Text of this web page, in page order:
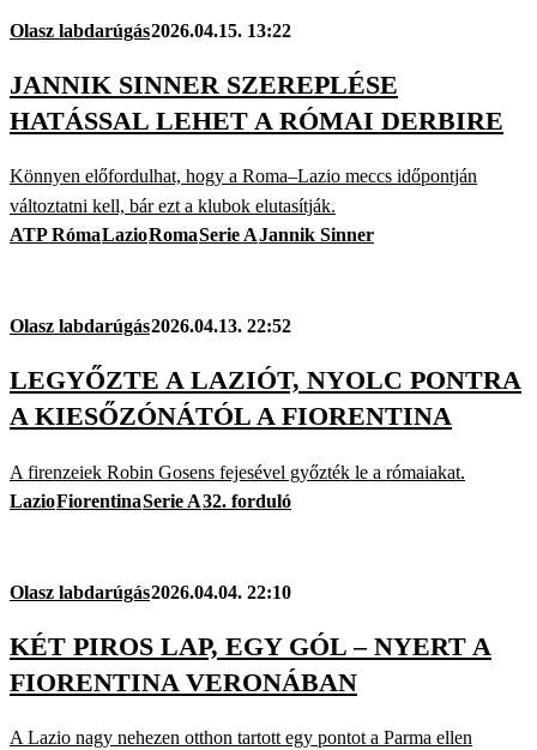
Olasz labdarúgás2026.04.15. 13:22
JANNIK SINNER SZEREPLÉSE
HATÁSSAL LEHET A RÓMAI DERBIRE
Könnyen előfordulhat, hogy a Roma–Lazio meccs időpontján
változtatni kell, bár ezt a klubok elutasítják.
ATP RómaLazioRomaSerie AJannik Sinner
Olasz labdarúgás2026.04.13. 22:52
LEGYŐZTE A LAZIÓT, NYOLC PONTRA
A KIESŐZÓNÁTÓL A FIORENTINA
A firenzeiek Robin Gosens fejesével győzték le a rómaiakat.
LazioFiorentinaSerie A32. forduló
Olasz labdarúgás2026.04.04. 22:10
KÉT PIROS LAP, EGY GÓL – NYERT A
FIORENTINA VERONÁBAN
A Lazio nagy nehezen otthon tartott egy pontot a Parma ellen